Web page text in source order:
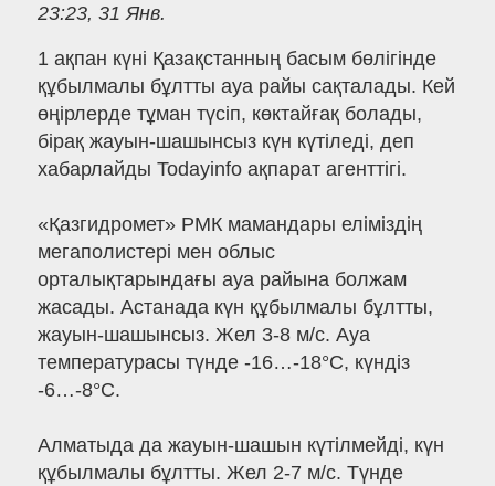
23:23, 31 Янв.
1 ақпан күні Қазақстанның басым бөлігінде
құбылмалы бұлтты ауа райы сақталады. Кей
өңірлерде тұман түсіп, көктайғақ болады,
бірақ жауын-шашынсыз күн күтіледі, деп
хабарлайды Todayinfo ақпарат агенттігі.
«Қазгидромет» РМК мамандары еліміздің
мегаполистері мен облыс
орталықтарындағы ауа райына болжам
жасады. Астанада күн құбылмалы бұлтты,
жауын-шашынсыз. Жел 3-8 м/с. Ауа
температурасы түнде -16…-18°C, күндіз
-6…-8°C.
Алматыда да жауын-шашын күтілмейді, күн
құбылмалы бұлтты. Жел 2-7 м/с. Түнде